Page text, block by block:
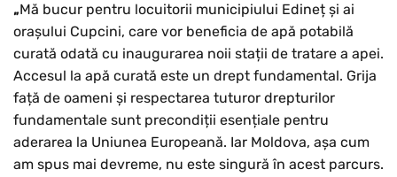
„Mă bucur pentru locuitorii municipiului Edineț și ai
orașului Cupcini, care vor beneficia de apă potabilă
curată odată cu inaugurarea noii stații de tratare a apei.
Accesul la apă curată este un drept fundamental. Grija
față de oameni și respectarea tuturor drepturilor
fundamentale sunt precondiții esențiale pentru
aderarea la Uniunea Europeană. Iar Moldova, așa cum
am spus mai devreme, nu este singură în acest parcurs.